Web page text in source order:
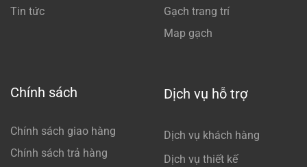
Tin tức
Gạch trang trí
Map gạch
Chính sách
Chính sách giao hàng
Chính sách trả hàng
Dịch vụ hỗ trợ
Dịch vụ khách hàng
Dịch vụ thiết kế